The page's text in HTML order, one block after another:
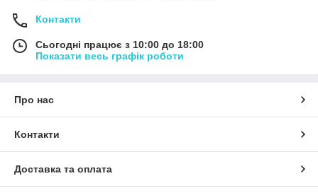
Контакти
Сьогодні працює з 10:00 до 18:00
Показати весь графік роботи
Про нас
Контакти
Доставка та оплата